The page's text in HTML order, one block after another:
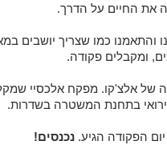
את החיים על הדרך.
והתאמנו כמו שצריך יושבים
ומקבלים פקודה.
של אלצ'קו. מפקח אלכסיי
בתחנת המשטרה בשדרות.
הפקודה הגיע. נכנסים!